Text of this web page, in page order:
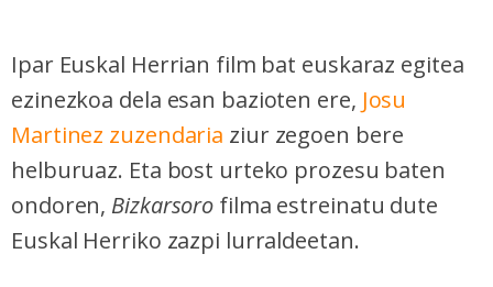
Ipar Euskal Herrian film bat euskaraz egitea
ezinezkoa dela esan bazioten ere, Josu
Martinez zuzendaria ziur zegoen bere
helburuaz. Eta bost urteko prozesu baten
ondoren, Bizkarsoro filma estreinatu dute
Euskal Herriko zazpi lurraldeetan.